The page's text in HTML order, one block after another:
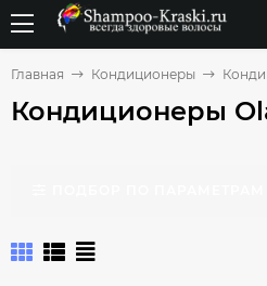
Главная Кондиционеры
Кондиционеры